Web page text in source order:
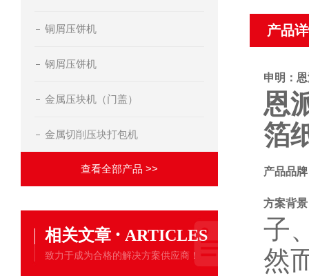
铜屑压饼机
钢屑压饼机
金属压块机（门盖）
金属切削压块打包机
查看全部产品 >>
相关文章 · ARTICLES
致力于成为合格的解决方案供应商！
产品
申明：
恩
箔
产品品
方案背
子
然